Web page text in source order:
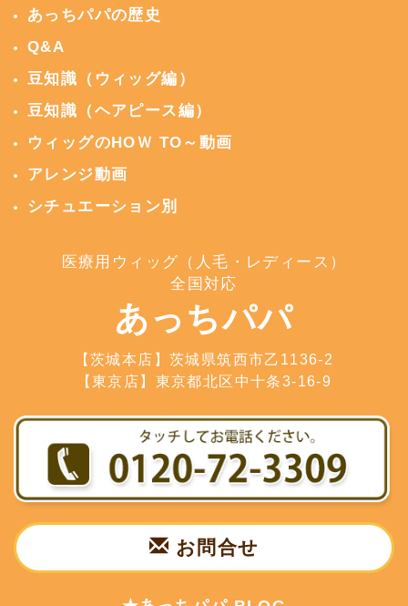
あっちパパの歴史
Q&A
豆知識（ウィッグ編）
豆知識（ヘアピース編）
ウィッグのHOＷ TO～動画
アレンジ動画
シチュエーション別
医療用ウィッグ（人毛・レディース）
全国対応
あっちパパ
【茨城本店】茨城県筑西市乙1136-2
【東京店】東京都北区中十条3-16-9
お問合せ